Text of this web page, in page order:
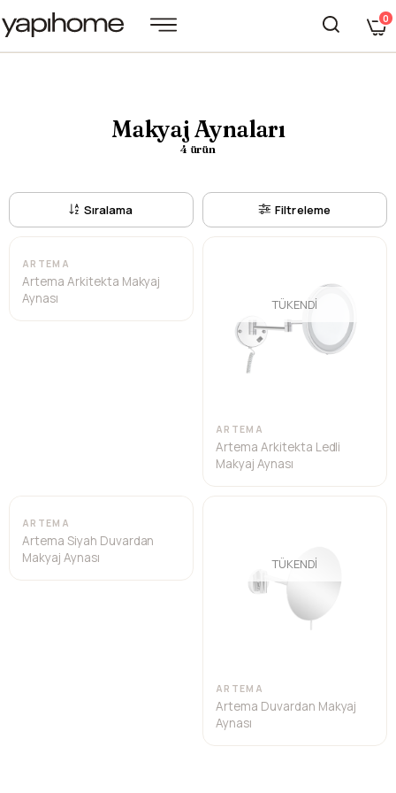
0
Makyaj Aynaları
4 ürün
Filtreleme
Sıralama
ARTEMA
Artema Arkitekta Makyaj
Aynası
TÜKENDI
ARTEMA
Artema Arkitekta Ledli
Makyaj Aynası
ARTEMA
Artema Siyah Duvardan
Makyaj Aynası
TÜKENDI
ARTEMA
Artema Duvardan Makyaj
Aynası